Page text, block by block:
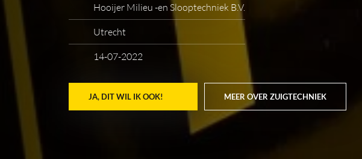
Hooijer Milieu -en Slooptechniek B.V.
Utrecht
14-07-2022
JA, DIT WIL IK OOK! MEER OVER ZUIGTECHNIEK